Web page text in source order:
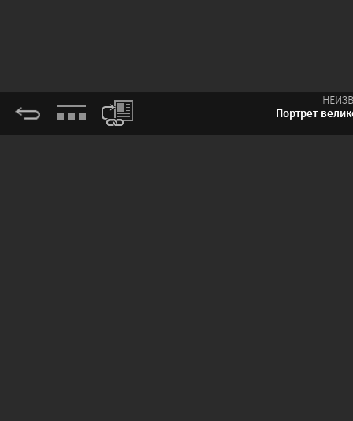
Портрет